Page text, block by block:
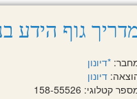
גוף הידע
*דיונון
דיונון
קטלוגי: 158-55526